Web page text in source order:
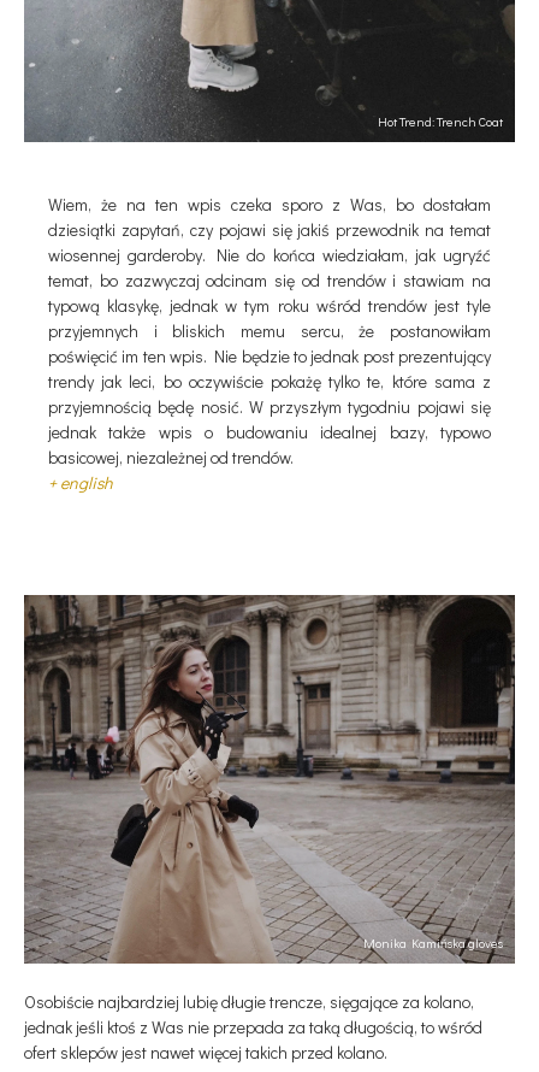
Hot Trend: Trench Coat
Wiem, że na ten wpis czeka sporo z Was, bo dostałam
dziesiątki zapytań, czy pojawi się jakiś przewodnik na temat
wiosennej garderoby. Nie do końca wiedziałam, jak ugryźć
temat, bo zazwyczaj odcinam się od trendów i stawiam na
typową klasykę, jednak w tym roku wśród trendów jest tyle
przyjemnych i bliskich memu sercu, że postanowiłam
poświęcić im ten wpis. Nie będzie to jednak post prezentujący
trendy jak leci, bo oczywiście pokażę tylko te, które sama z
przyjemnością będę nosić. W przyszłym tygodniu pojawi się
jednak także wpis o budowaniu idealnej bazy, typowo
basicowej, niezależnej od trendów.
+ english
Monika Kamińskagloves
Osobiście najbardziej lubię długie trencze, sięgające za kolano,
jednak jeśli ktoś z Was nie przepada za taką długością, to wśród
ofert sklepów jest nawet więcej takich przed kolano.